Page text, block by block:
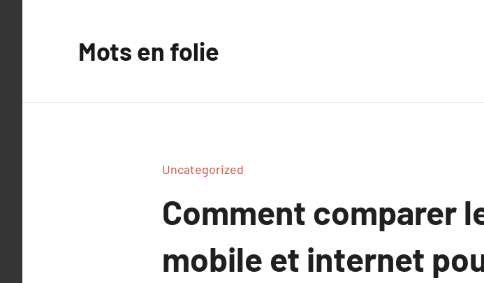
Mots en folie
Uncategorized
Comment comparer
mobile et internet